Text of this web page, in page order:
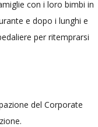
con i loro bimbi in
e dopo i lunghi e
per ritemprarsi
del Corporate